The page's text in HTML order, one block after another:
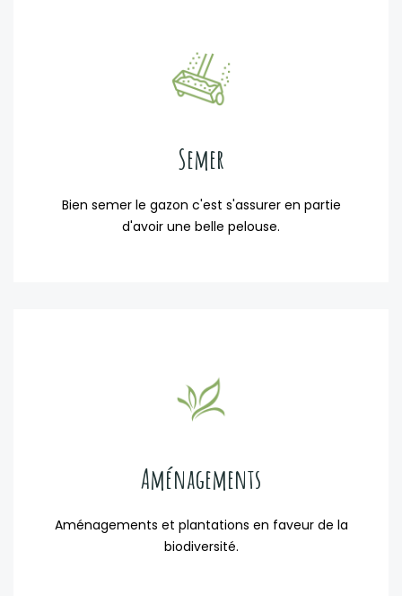
Semer
Bien semer le gazon c'est s'assurer en partie
d'avoir une belle pelouse.
Aménagements
Aménagements et plantations en faveur de la
biodiversité.